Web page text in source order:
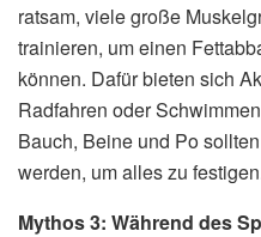
ratsam, viele große
trainieren, um einen
können. Dafür bieten sich
Radfahren oder
Bauch, Beine und Po
werden, um alles zu
Mythos 3: Während des